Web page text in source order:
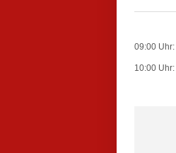
09:00 Uhr:
10:00 Uhr: